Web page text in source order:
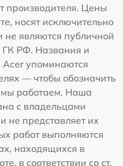
производителя. Цены
носят исключительно
не являются публичной
ГК РФ. Названия и
Acer упоминаются
— чтобы обозначить
мы работаем. Наша
с владельцами
не представляет их
работ выполняются
находящихся в
в соответствии со ст.